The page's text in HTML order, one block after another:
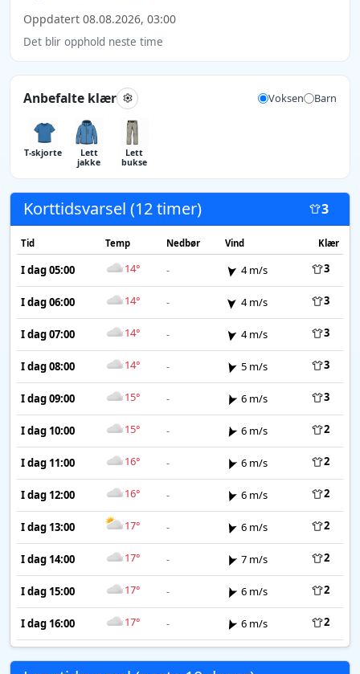
Oppdatert 08.08.2026, 03:00
Det blir opphold neste time
Anbefalte klær Voksen Barn
T-skjorte
Lett
jakke
Lett
bukse
Korttidsvarsel (12 timer) 3
Tid Temp Nedbør Vind Klær
I dag 05:00 14° - 4 m/s 3
I dag 06:00 14° - 4 m/s 3
I dag 07:00 14° - 4 m/s 3
I dag 08:00 14° - 5 m/s 3
I dag 09:00 15° - 6 m/s 3
I dag 10:00 15° - 6 m/s 2
I dag 11:00 16° - 6 m/s 2
I dag 12:00 16° - 6 m/s 2
I dag 13:00 17° - 6 m/s 2
I dag 14:00 17° - 7 m/s 2
I dag 15:00 17° - 6 m/s 2
I dag 16:00 17° - 6 m/s 2